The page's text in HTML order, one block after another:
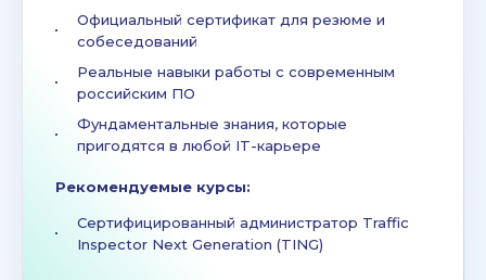
Официальный сертификат для резюме и
собеседований
Реальные навыки работы с современным
российским ПО
Фундаментальные знания, которые
пригодятся в любой IT-карьере
Рекомендуемые курсы:
Сертифицированный администратор Traffic
Inspector Next Generation (TING)